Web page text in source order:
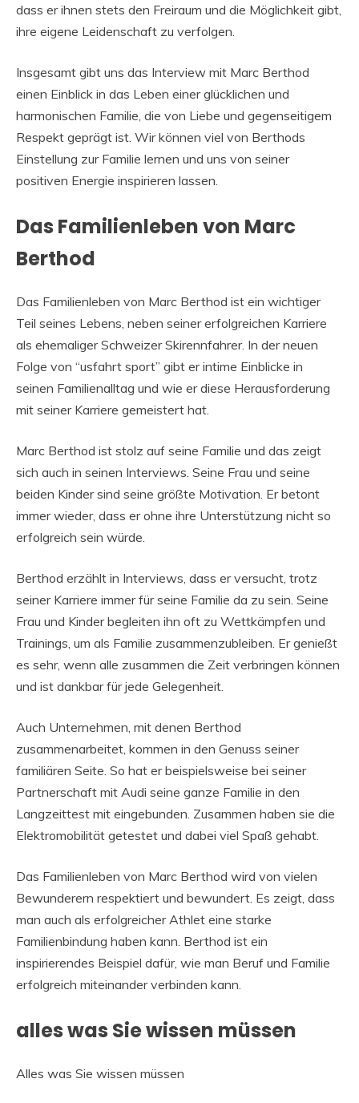
dass er ihnen stets den Freiraum und die Möglichkeit gibt,
ihre eigene Leidenschaft zu verfolgen.
Insgesamt gibt uns das Interview mit Marc Berthod
einen Einblick in das Leben einer glücklichen und
harmonischen Familie, die von Liebe und gegenseitigem
Respekt geprägt ist. Wir können viel von Berthods
Einstellung zur Familie lernen und uns von seiner
positiven Energie inspirieren lassen.
Das Familienleben von Marc
Berthod
Das Familienleben von Marc Berthod ist ein wichtiger
Teil seines Lebens, neben seiner erfolgreichen Karriere
als ehemaliger Schweizer Skirennfahrer. In der neuen
Folge von “usfahrt sport” gibt er intime Einblicke in
seinen Familienalltag und wie er diese Herausforderung
mit seiner Karriere gemeistert hat.
Marc Berthod ist stolz auf seine Familie und das zeigt
sich auch in seinen Interviews. Seine Frau und seine
beiden Kinder sind seine größte Motivation. Er betont
immer wieder, dass er ohne ihre Unterstützung nicht so
erfolgreich sein würde.
Berthod erzählt in Interviews, dass er versucht, trotz
seiner Karriere immer für seine Familie da zu sein. Seine
Frau und Kinder begleiten ihn oft zu Wettkämpfen und
Trainings, um als Familie zusammenzubleiben. Er genießt
es sehr, wenn alle zusammen die Zeit verbringen können
und ist dankbar für jede Gelegenheit.
Auch Unternehmen, mit denen Berthod
zusammenarbeitet, kommen in den Genuss seiner
familiären Seite. So hat er beispielsweise bei seiner
Partnerschaft mit Audi seine ganze Familie in den
Langzeittest mit eingebunden. Zusammen haben sie die
Elektromobilität getestet und dabei viel Spaß gehabt.
Das Familienleben von Marc Berthod wird von vielen
Bewunderern respektiert und bewundert. Es zeigt, dass
man auch als erfolgreicher Athlet eine starke
Familienbindung haben kann. Berthod ist ein
inspirierendes Beispiel dafür, wie man Beruf und Familie
erfolgreich miteinander verbinden kann.
alles was Sie wissen müssen
Alles was Sie wissen müssen